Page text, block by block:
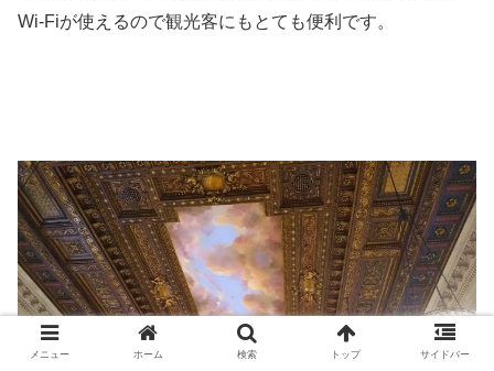
Wi-Fiが使えるので観光客にもとても便利です。
メニュー ホーム 検索 トップ サイドバー